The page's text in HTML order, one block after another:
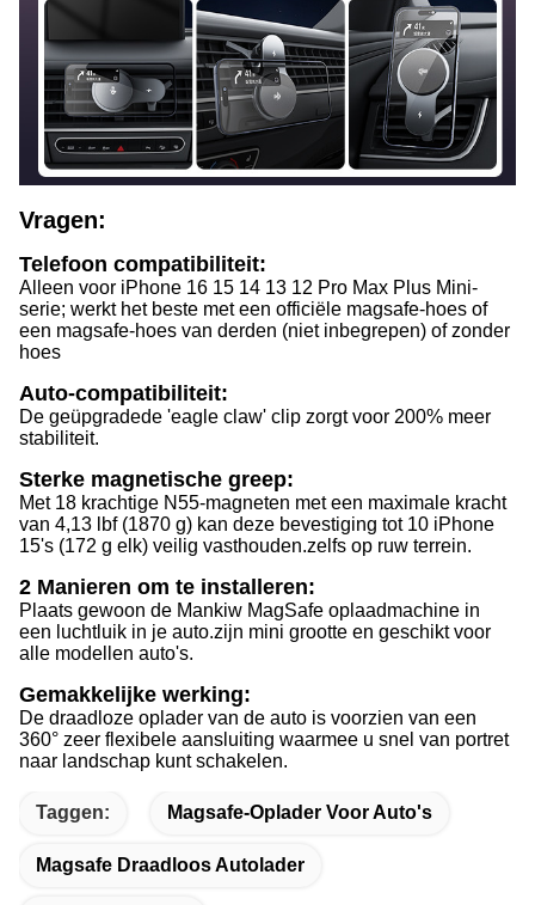
Vragen:
Telefoon compatibiliteit:
Alleen voor iPhone 16 15 14 13 12 Pro Max Plus Mini-
serie; werkt het beste met een officiële magsafe-hoes of
een magsafe-hoes van derden (niet inbegrepen) of zonder
hoes
Auto-compatibiliteit:
De geüpgradede 'eagle claw' clip zorgt voor 200% meer
stabiliteit.
Sterke magnetische greep:
Met 18 krachtige N55-magneten met een maximale kracht
van 4,13 lbf (1870 g) kan deze bevestiging tot 10 iPhone
15's (172 g elk) veilig vasthouden.zelfs op ruw terrein.
2 Manieren om te installeren:
Plaats gewoon de Mankiw MagSafe oplaadmachine in
een luchtluik in je auto.zijn mini grootte en geschikt voor
alle modellen auto's.
Gemakkelijke werking:
De draadloze oplader van de auto is voorzien van een
360° zeer flexibele aansluiting waarmee u snel van portret
naar landschap kunt schakelen.
Taggen: Magsafe-Oplader Voor Auto's
Magsafe Draadloos Autolader